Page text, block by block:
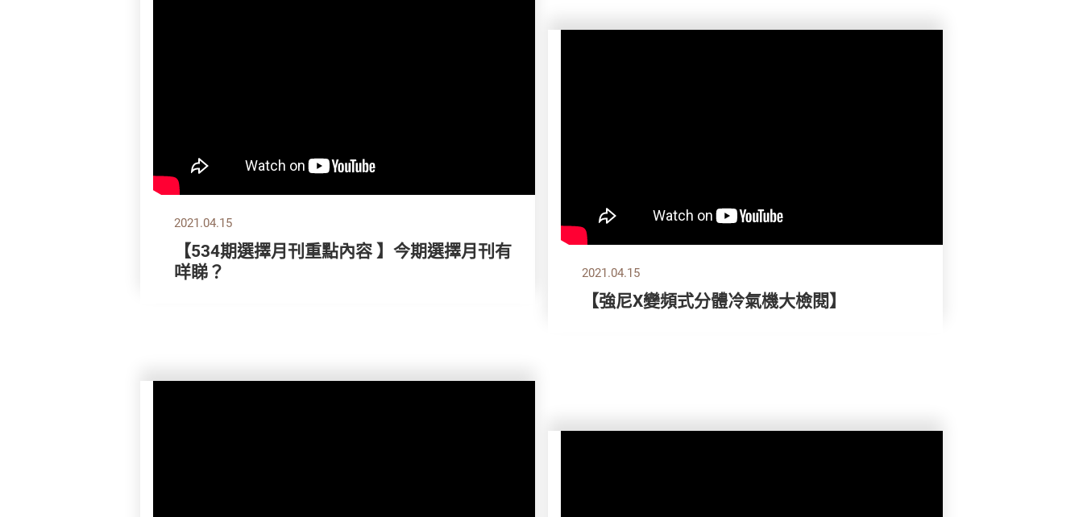
2021.04.15
【534期選擇月刊重點內容 】今期選擇月刊有
咩睇？
2021.04.15
【強尼X變頻式分體冷氣機大檢閱】